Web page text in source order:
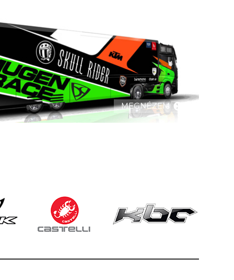
MEGNÉZEM